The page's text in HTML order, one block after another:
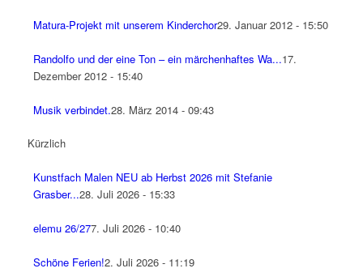
Matura-Projekt mit unserem Kinderchor29. Januar 2012 - 15:50
Randolfo und der eine Ton – ein märchenhaftes Wa...17.
Dezember 2012 - 15:40
Musik verbindet.28. März 2014 - 09:43
Kürzlich
Kunstfach Malen NEU ab Herbst 2026 mit Stefanie
Grasber...28. Juli 2026 - 15:33
elemu 26/277. Juli 2026 - 10:40
Schöne Ferien!2. Juli 2026 - 11:19